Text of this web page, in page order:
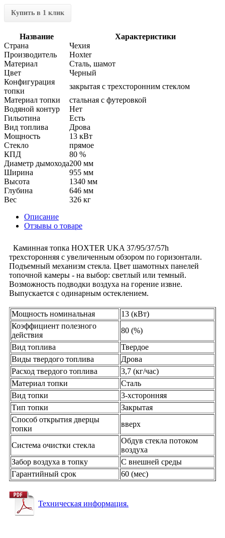
Купить в 1 клик
Название
Характеристики
Страна
Чехия
Производитель
Hoxter
Материал
Сталь, шамот
Цвет
Черный
Конфигурация
топки
закрытая с трехсторонним стеклом
Материал топки
стальная с футеровкой
Водяной контур
Нет
Гильотина
Есть
Вид топлива
Дрова
Мощность
13 кВт
Стекло
прямое
КПД
80 %
Диаметр дымохода200 мм
Ширина
955 мм
Высота
1340 мм
Глубина
646 мм
Вес
326 кг
Описание
Отзывы о товаре
Каминная топка HOXTER UKA 37/95/37/57h
трехсторонняя с увеличенным обзором по горизонтали.
Подъемный механизм стекла. Цвет шамотных панелей
топочной камеры - на выбор: светлый или темный.
Возможность подводки воздуха на горение извне.
Выпускается с одинарным остеклением.
Мощность номинальная
13 (кВт)
Коэффициент полезного
действия
80 (%)
Вид топлива
Твердое
Виды твердого топлива
Дрова
Расход твердого топлива
3,7 (кг/час)
Материал топки
Сталь
Вид топки
3-хсторонняя
Тип топки
Закрытая
Способ открытия дверцы
топки
вверх
Система очистки стекла
Обдув стекла потоком
воздуха
Забор воздуха в топку
С внешней среды
Гарантийный срок
60 (мес)
Техническая информация.